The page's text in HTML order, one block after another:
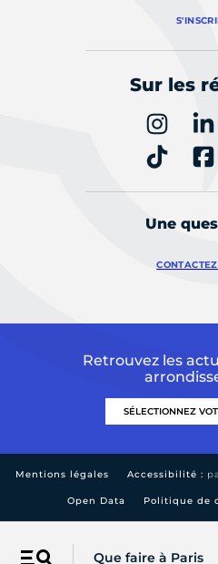
Que faire à Paris
Sur les
Une
Retrouvez les
Mentions légales Accessibilité :
Open Data Politique de